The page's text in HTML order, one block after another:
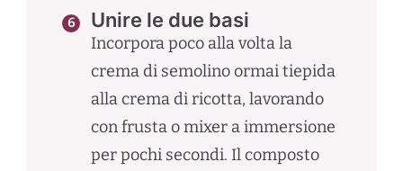
Unire le due basi
Incorpora poco alla volta la
crema di semolino ormai tiepida
alla crema di ricotta, lavorando
con frusta o mixer a immersione
per pochi secondi. Il composto